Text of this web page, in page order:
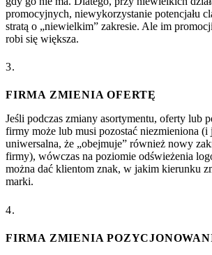
promocyjnych, niewykorzystanie potencjału
stratą o „niewielkim” zakresie. Ale im
robi się większa.
3.
FIRMA ZMIENIA OFERTĘ
Jeśli podczas zmiany asortymentu, oferty lub
firmy może lub musi pozostać niezmieniona (i
uniwersalna, że „obejmuje” również nowy
firmy), wówczas na poziomie odświeżenia
można dać klientom znak, w jakim kierunku
marki.
4.
FIRMA ZMIENIA